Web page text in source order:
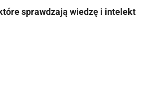
sprawdzają wiedzę i intelekt